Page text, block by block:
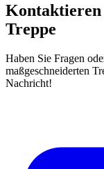
Treppe
Haben Sie Fragen
maßgeschneiderten
Nachricht!